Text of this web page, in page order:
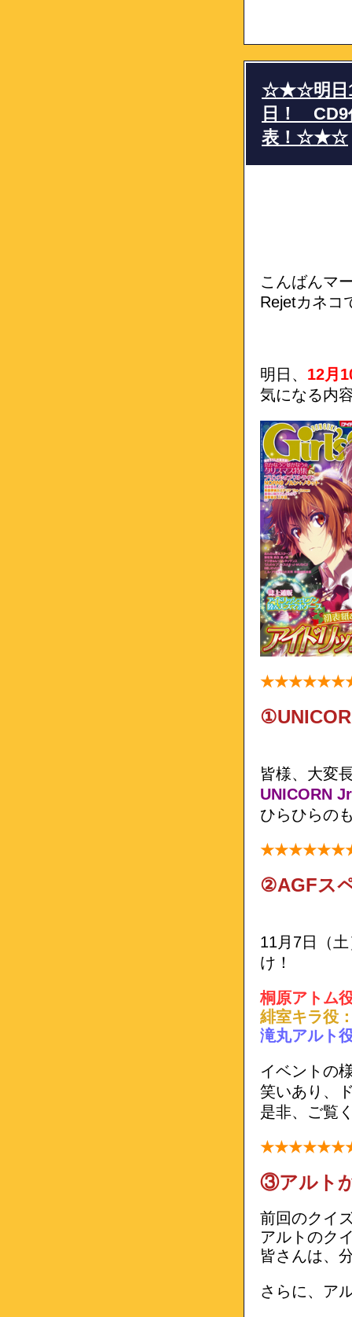
☆★☆明日
日！ CD9
表！☆★☆
こんばんマ
Rejetカネコ
明日、 12月
気になる内
★★★★★★
皆様、大変
UNICORN
ひらひらの
★★★★★★
②AGFス
11月7日（
け！
桐原アトム
緋室キラ役
滝丸アルト
イベントの
笑いあり、
是非、ご覧
★★★★★★
③アルト
前回のクイ
アルトのク
皆さんは、
さらに、ア